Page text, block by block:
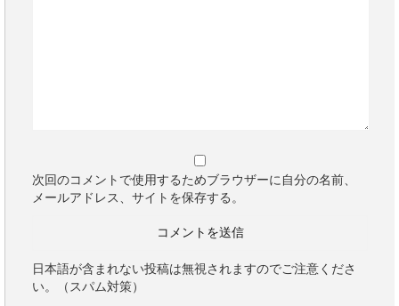
次回のコメントで使用するためブラウザーに自分の名前、
メールアドレス、サイトを保存する。
日本語が含まれない投稿は無視されますのでご注意くださ
い。（スパム対策）